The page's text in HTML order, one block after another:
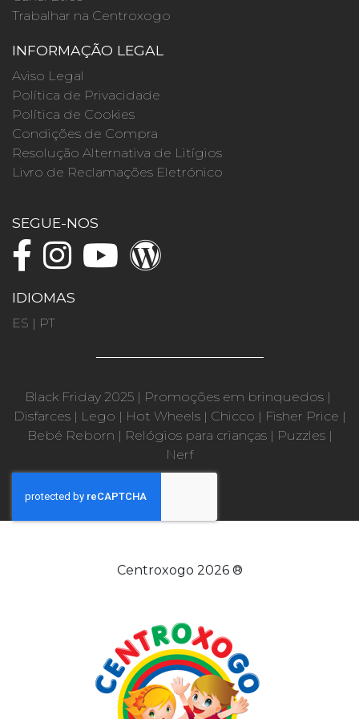
Trabalhar na Centroxogo
INFORMAÇÃO LEGAL
Aviso Legal
Política de Privacidade
Política de Cookies
Condições de Compra
Resolução Alternativa de Litígios
Livro de Reclamações Eletrónico
SEGUE-NOS
IDIOMAS
ES | PT
Black Friday 2025 | Promoções em brinquedos |
Disfarces| Lego | Hot Wheels| Chicco | Fisher Price |
Bebé Reborn | Relógios para crianças| Puzzles|
Nerf
Centroxogo 2026 ®